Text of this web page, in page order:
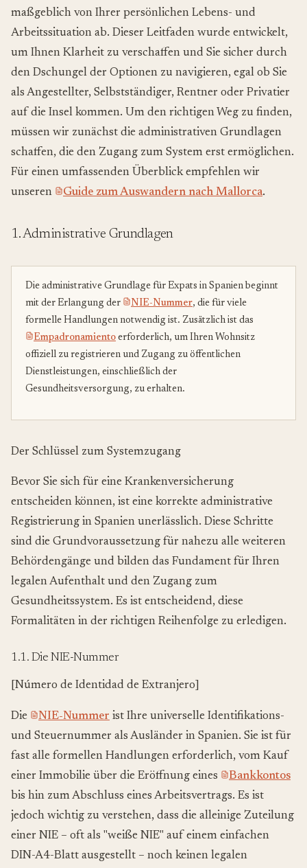
maßgeblich von Ihrer persönlichen Lebens- und
Arbeitssituation ab. Dieser Leitfaden wurde entwickelt,
um Ihnen Klarheit zu verschaffen und Sie sicher durch
den Dschungel der Optionen zu navigieren, egal ob Sie
als Angestellter, Selbstständiger, Rentner oder Privatier
auf die Insel kommen. Um den richtigen Weg zu finden,
müssen wir zunächst die administrativen Grundlagen
schaffen, die den Zugang zum System erst ermöglichen.
Für einen umfassenden Überblick empfehlen wir
unseren
Guide zum Auswandern nach Mallorca.
1. Administrative Grundlagen
Die administrative Grundlage für Expats in Spanien beginnt
mit der Erlangung der
NIE-Nummer, die für viele
formelle Handlungen notwendig ist. Zusätzlich ist das
Empadronamiento erforderlich, um Ihren Wohnsitz
offiziell zu registrieren und Zugang zu öffentlichen
Dienstleistungen, einschließlich der
Gesundheitsversorgung, zu erhalten.
Der Schlüssel zum Systemzugang
Bevor Sie sich für eine Krankenversicherung
entscheiden können, ist eine korrekte administrative
Registrierung in Spanien unerlässlich. Diese Schritte
sind die Grundvoraussetzung für nahezu alle weiteren
Behördengänge und bilden das Fundament für Ihren
legalen Aufenthalt und den Zugang zum
Gesundheitssystem. Es ist entscheidend, diese
Formalitäten in der richtigen Reihenfolge zu erledigen.
1.1. Die NIE-Nummer
[Número de Identidad de Extranjero]
Die NIE-Nummer ist Ihre universelle Identifikations-
und Steuernummer als Ausländer in Spanien. Sie ist für
fast alle formellen Handlungen erforderlich, vom Kauf
einer Immobilie über die Eröffnung eines
Bankkontos
bis hin zum Abschluss eines Arbeitsvertrags. Es ist
jedoch wichtig zu verstehen, dass die alleinige Zuteilung
einer NIE – oft als "weiße NIE" auf einem einfachen
DIN-A4-Blatt ausgestellt – noch keinen legalen